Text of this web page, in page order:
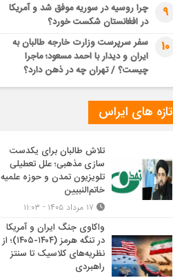
9
چرا روسیه در سوریه موفق شد و آمریکا
در افغانستان شکست خورد؟
10
سفر سرپرست وزارت خارجه طالبان به
ایران و دیدار با احمد مسعود؛ ماجرا
چیست؟ / تهران چه در ذهن دارد؟
تازه های ایراس
تلاش طالبان برای یکدست
سازی مذهبی؛ علل تعطیلی
تلویزیون تمدن و حوزه علمیه
خاتم‌النبیین
واکاوی جنگ ایران و آمریکا
در تنگه هرمز (۱۴۰۴-۱۴۰۵)؛ از
نظریه‌های کلاسیک تا سنتز
راهبردی